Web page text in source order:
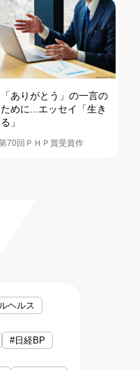
「ありがとう」の一言の
ために...エッセイ「生き
る」
70回ＰＨＰ賞受賞作
ヘルス
#日経BP